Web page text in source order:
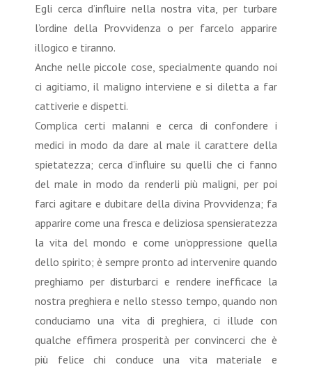
Egli cerca d’influire nella nostra vita, per turbare
l’ordine della Provvidenza o per farcelo apparire
illogico e tiranno.
Anche nelle piccole cose, specialmente quando noi
ci agitiamo, il maligno interviene e si diletta a far
cattiverie e dispetti.
Complica certi malanni e cerca di confondere i
medici in modo da dare al male il carattere della
spietatezza; cerca d’influire su quelli che ci fanno
del male in modo da renderli più maligni, per poi
farci agitare e dubitare della divina Provvidenza; fa
apparire come una fresca e deliziosa spensieratezza
la vita del mondo e come un’oppressione quella
dello spirito; è sempre pronto ad intervenire quando
preghiamo per disturbarci e rendere inefficace la
nostra preghiera e nello stesso tempo, quando non
conduciamo una vita di preghiera, ci illude con
qualche effimera prosperità per convincerci che è
più felice chi conduce una vita materiale e